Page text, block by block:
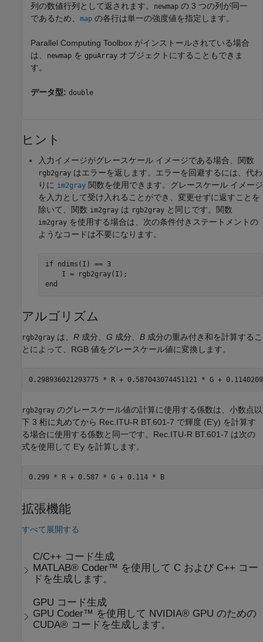
列の数値行列として返されます。
newmap の 3 つの列が同一
であるため、 map の各行は単一の強度値を指定します。
Parallel Computing Toolbox がインストールされている場合
は、
newmap を gpuArray オブジェクトにすることもできま
す。
データ型: double
ヒント
入力イメージがグレースケール イメージである場合、関数
rgb2gray はエラーを返します。エラーを回避するには、代わ
りに im2gray 関数を使用できます。グレースケール イメージ
を入力として受け入れることができ、変更せずに返すことを
除いて、関数 im2gray は rgb2gray と同じです。関数
im2gray を使用する場合は、次の条件付きステートメントの
ようなコードは不要になります。
if ndims(I) == 3
    I = rgb2gray(I);
end
アルゴリズム
rgb2gray は、 R 成分、 G 成分、 B 成分の重み付き和を計算するこ
とによって、RGB 値をグレースケール値に変換します。
rgb2gray のグレースケール値の計算に使用する係数は、小数点以
下 3 桁に丸めてから Rec.ITU-R BT.601-7 で輝度 (E'y) を計算す
る場合に使用する係数と同一です。Rec.ITU-R BT.601-7 は次の
式を使用して E'y を計算します。
0.299 * R + 0.587 * G + 0.114 * B
拡張機能
すべて展開する
C/C++ コード生成
MATLAB® Coder™ を使用して C および C++ コー
ドを生成します。
GPU コード生成
GPU Coder™ を使用して NVIDIA® GPU のための
CUDA® コードを生成します。